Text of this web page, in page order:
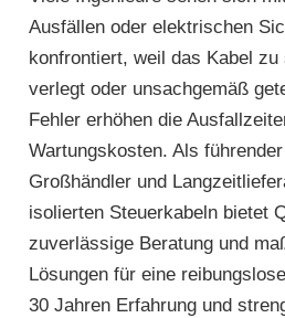
Ausfällen oder elektrischen
konfrontiert, weil das Kabel
verlegt oder unsachgemäß
Fehler erhöhen die
Wartungskosten. Als
Großhändler und
isolierten Steuerkabeln bietet
zuverlässige Beratung und
Lösungen für eine
30 Jahren Erfahrung und